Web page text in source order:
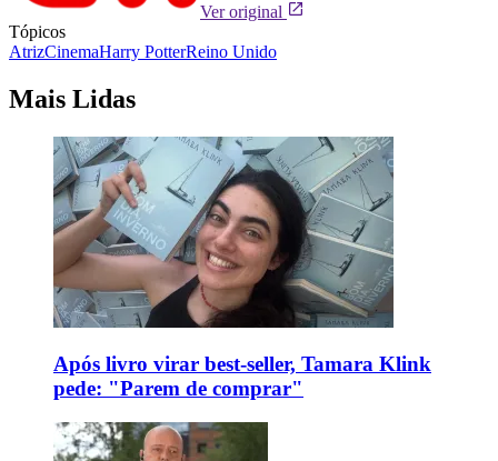
Ver original
Tópicos
AtrizCinemaHarry PotterReino Unido
Mais Lidas
Após livro virar best-seller, Tamara Klink
pede: "Parem de comprar"